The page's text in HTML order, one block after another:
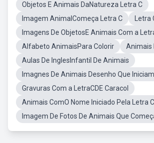
Objetos E Animais DaNatureza Letra C
Imagem AnimalComeça Letra C
Imagens De ObjetosE Animais Com a
Alfabeto AnimaisPara Colorir
Animais
Aulas De InglesInfantil De Animais
Imagnes De Animais Desenho Que
Gravuras Com a LetraCDE Caracol
Animais ComO Nome Iniciado Pela Letra C
Imagem De Fotos De Animais Que